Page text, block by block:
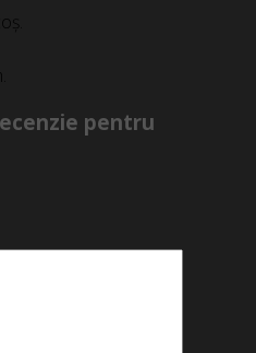
pentru